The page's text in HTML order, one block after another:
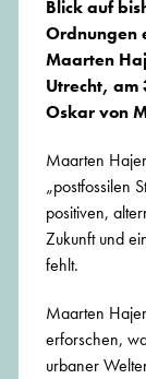
Blick auf
Ordnungen
Maarten
Utrecht, am
Oskar von
Maarten
„postfossilen
positiven,
Zukunft und
fehlt.
Maarten
erforschen,
urbaner